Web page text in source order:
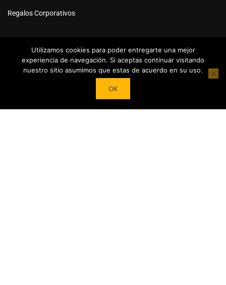
Regalos Corporativos
Powered byTea Institute Latinoamérica ® 2026. Todos Los
Utilizamos cookies para poder entregarte una mejor
experiencia de navegación. Si aceptas continuar visitando
nuestro sitio asumimos que estas de acuerdo en su uso.
OK